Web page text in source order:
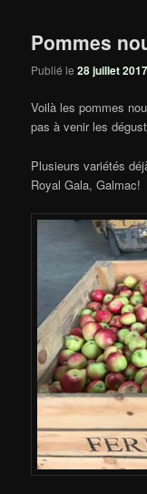
Pommes
Publié le28 juillet 2017
Voilà les pommes
pas à venir les
Plusieurs variétés
Royal Gala, Galmac!